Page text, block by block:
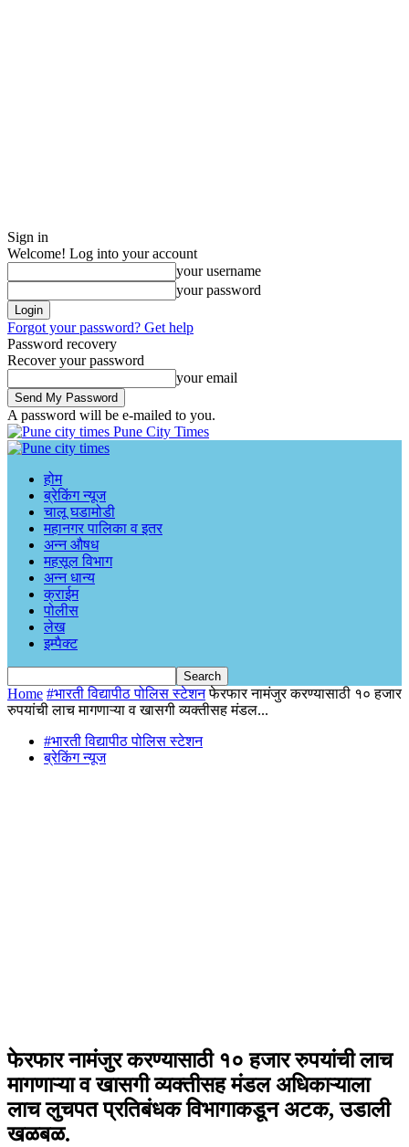
Sign in
Welcome! Log into your account
your username
your password
Forgot your password? Get help
Password recovery
Recover your password
your email
A password will be e-mailed to you.
Pune City Times
होम
ब्रेकिंग न्यूज
चालू घडामोडी
महानगर पालिका व इतर
अन्न औषध
महसूल विभाग
अन्न धान्य
क्राईम
पोलीस
लेख
इम्पैक्ट
Home #भारती विद्यापीठ पोलिस स्टेशन फेरफार नामंजुर करण्यासाठी १० हजार
रुपयांची लाच मागणाऱ्या व खासगी व्यक्तीसह मंडल...
#भारती विद्यापीठ पोलिस स्टेशन
ब्रेकिंग न्यूज
फेरफार नामंजुर करण्यासाठी १० हजार रुपयांची लाच
मागणाऱ्या व खासगी व्यक्तीसह मंडल अधिकाऱ्याला
लाच लुचपत प्रतिबंधक विभागाकडून अटक, उडाली
खळबळ.